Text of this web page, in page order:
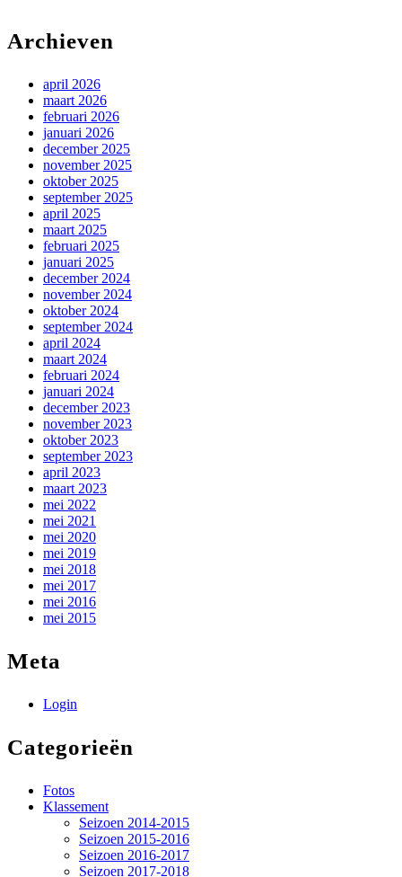
Archieven
april 2026
maart 2026
februari 2026
januari 2026
december 2025
november 2025
oktober 2025
september 2025
april 2025
maart 2025
februari 2025
januari 2025
december 2024
november 2024
oktober 2024
september 2024
april 2024
maart 2024
februari 2024
januari 2024
december 2023
november 2023
oktober 2023
september 2023
april 2023
maart 2023
mei 2022
mei 2021
mei 2020
mei 2019
mei 2018
mei 2017
mei 2016
mei 2015
Meta
Login
Categorieën
Fotos
Klassement
Seizoen 2014-2015
Seizoen 2015-2016
Seizoen 2016-2017
Seizoen 2017-2018